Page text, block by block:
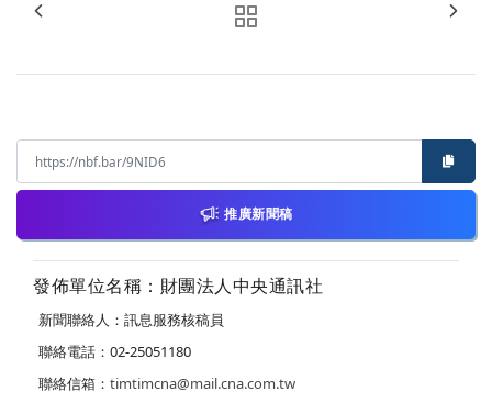
推廣新聞稿
發佈單位名稱：財團法人中央通訊社
新聞聯絡人：訊息服務核稿員
聯絡電話：02-25051180
聯絡信箱： timtimcna@mail.cna.com.tw